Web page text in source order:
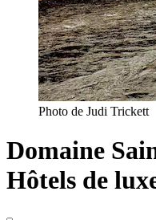
Photo de Judi Trickett
Domaine
Hôtels de